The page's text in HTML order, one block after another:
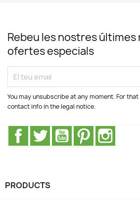
Rebeu les nostres últimes
ofertes especials
You may unsubscribe at any moment. For
contact info in the legal notice.
Facebook
Twitter YouTubePinterest
PRODUCTS